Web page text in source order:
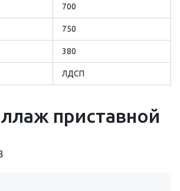
700
750
380
ЛДСП
приставной